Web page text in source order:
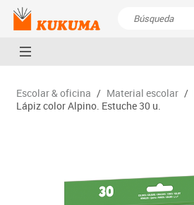
Escolar & oficina / Material escolar /
Lápiz color Alpino. Estuche 30 u.